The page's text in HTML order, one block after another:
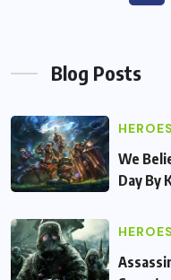
Blog Posts
HEROES
We
Day By
HEROES